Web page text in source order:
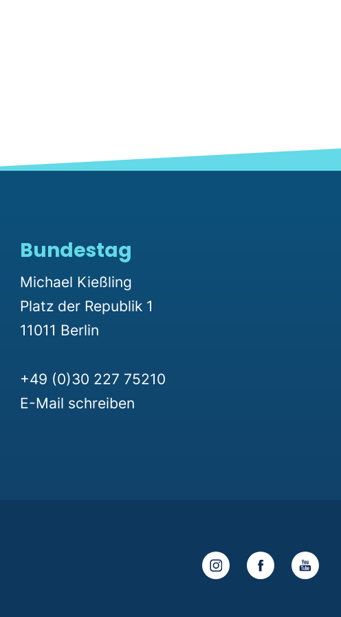
Bundestag
Michael Kießling
Platz der Republik 1
11011 Berlin
+49 (0)30 227 75210
E-Mail schreiben